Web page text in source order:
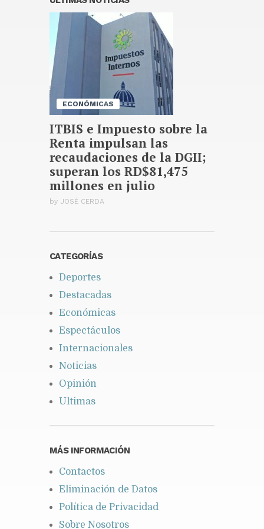
La inflación interanual
disminuyó al 5.47 % en julio
2026, según el Banco Central
Publicado hace 1 día
ECONÓMICAS
ITBIS e Impuesto sobre la
Renta impulsan las
recaudaciones de la DGII;
superan los RD$81,475
millones en julio
by JOSÉ CERDA
CATEGORÍAS
Deportes
Destacadas
Económicas
Espectáculos
Internacionales
Noticias
Opinión
Ultimas
MÁS INFORMACIÓN
Contactos
Eliminación de Datos
Política de Privacidad
Sobre Nosotros